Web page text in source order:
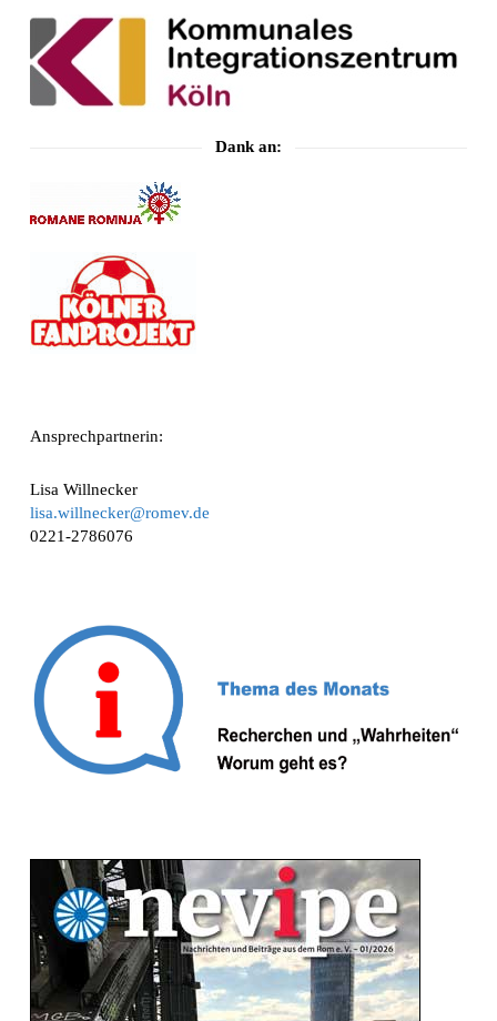
Dank an:
Ansprechpartnerin:
Lisa Willnecker
lisa.willnecker@romev.de
0221-2786076